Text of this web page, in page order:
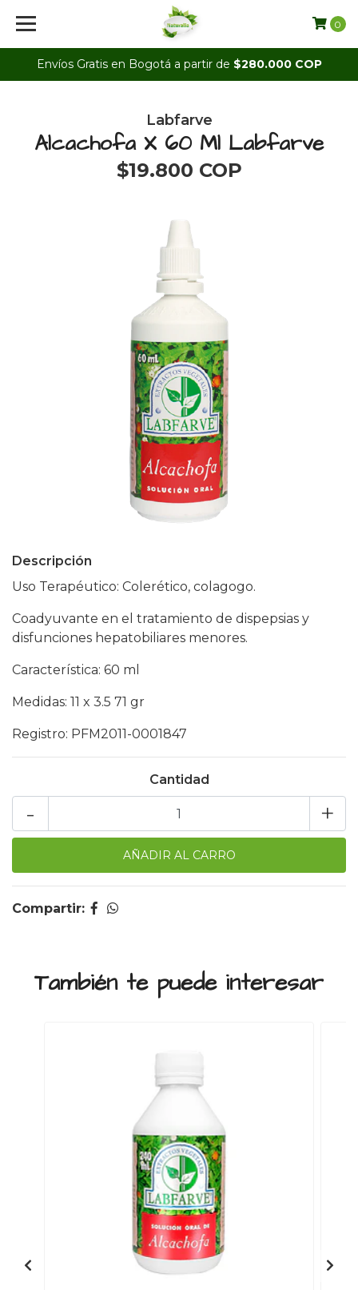
Envíos Gratis en Bogotá a partir de $280.000 COP
0
Labfarve
Alcachofa X 60 Ml Labfarve
$19.800 COP
Descripción
Uso Terapéutico: Colerético, colagogo.
Coadyuvante en el tratamiento de dispepsias y
disfunciones hepatobiliares menores.
Característica: 60 ml
Medidas: 11 x 3.5 71 gr
Registro: PFM2011-0001847
Cantidad
+
-
Compartir:
También te puede interesar